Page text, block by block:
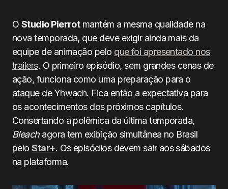
O Studio Pierrotmantém a mesma qualidade na
nova temporada, que deve exigir ainda mais da
equipe de animação pelo que foi apresentado nos
trailers. O primeiro episódio, sem grandes cenas de
ação, funciona como uma preparação para o
ataque de Yhwach. Fica então a expectativa para
os acontecimentos dos próximos capítulos.
Consertando a polêmica da última temporada,
Bleachagora tem exibição simultânea no Brasil
peloStar+. Os episódios devem sair aos sábados
na plataforma.